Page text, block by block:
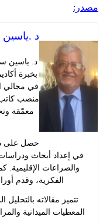
د .ياسين سعيد
د. ياسين سعيد
بخبرة أكاديمية
في مجالي الدراسات
منصب كاتب رأي
معمّقة وتحليلات
حصل على درجة
أبحاث ودراسات تناولت
الإقليمية. كما
الفكرية، وقدم أوراقًا
مقالاته بالتحليل المتوازن
الميدانية والمراجع